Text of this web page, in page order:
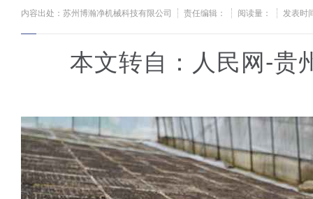
内容出处：苏州博瀚净机械科技有限公司 责任编辑： 阅读量： 发表时
本文转自：人民网-贵